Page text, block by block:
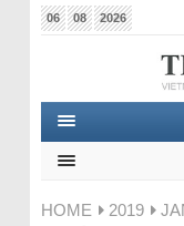
06 08 2026
HOME 2019